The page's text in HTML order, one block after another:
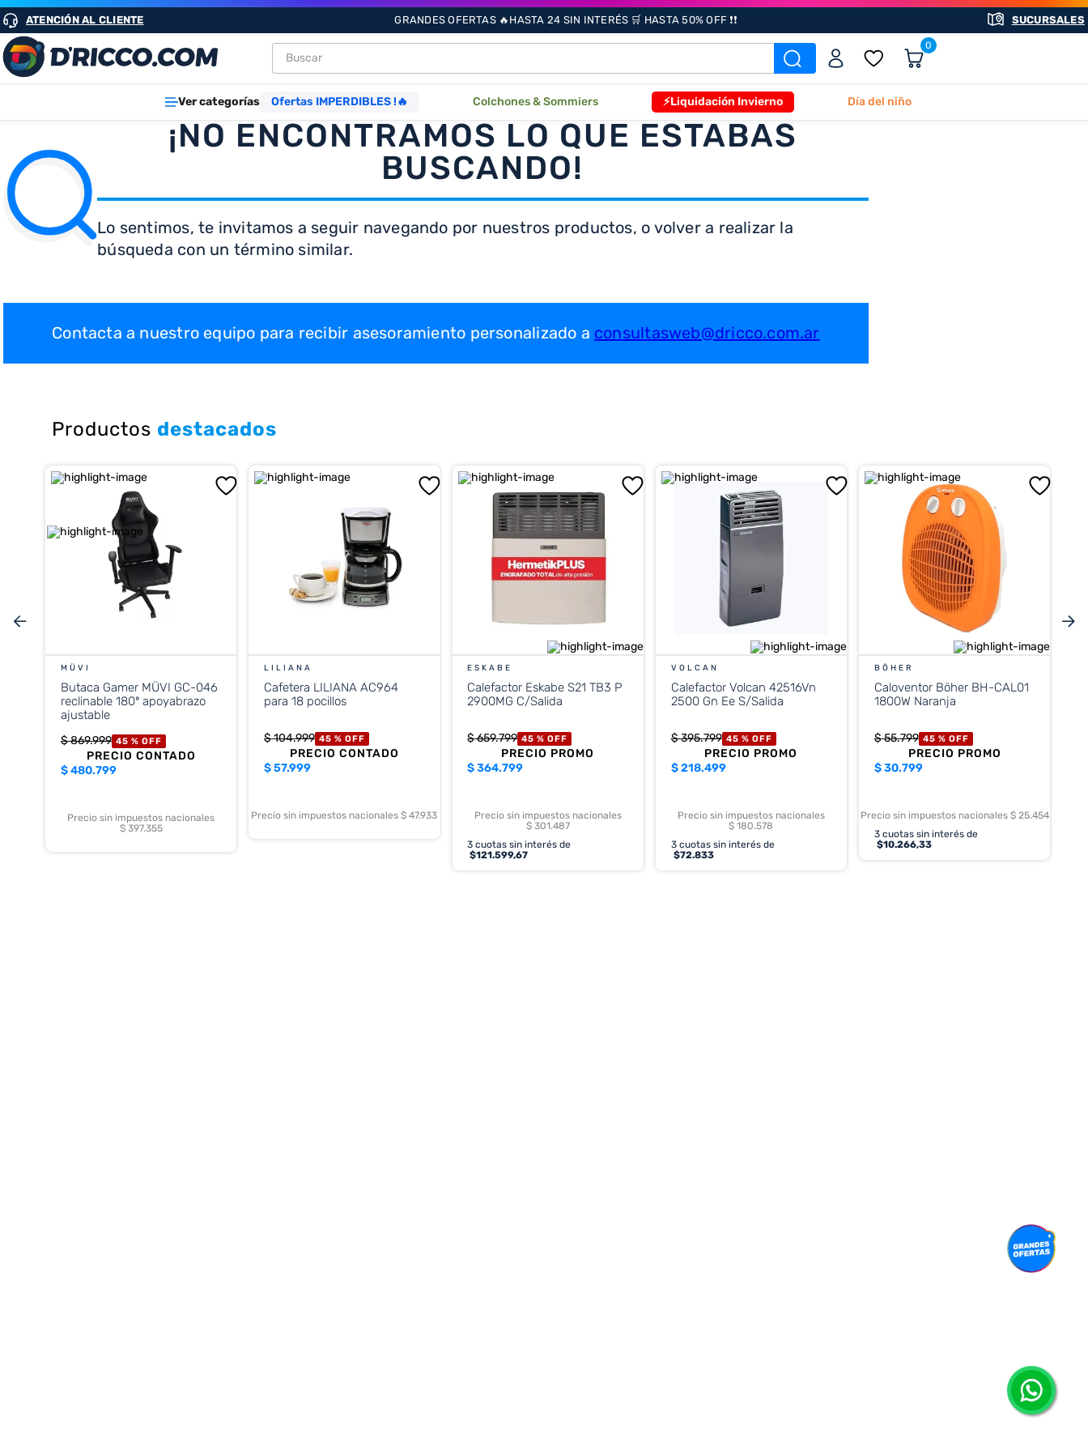
ATENCIÓN AL CLIENTE GRANDES OFERTAS 🔥HASTA 24 SIN INTERÉS 🛒 HASTA 50% OFF ❗❗ SUCURSALES
Buscar 0
Ver categorías Ofertas IMPERDIBLES !🔥 Colchones & Sommiers ⚡Liquidación Invierno Día del niño
¡NO ENCONTRAMOS LO QUE ESTABAS
BUSCANDO!
Lo sentimos, te invitamos a seguir navegando por nuestros productos, o volver a realizar la
búsqueda con un término similar.
Contacta a nuestro equipo para recibir asesoramiento personalizado a consultasweb@dricco.com.ar
Productos destacados
MÜVI
Butaca Gamer MÜVI GC-046
reclinable 180º apoyabrazo
ajustable
$869.999 45 % OFF
PRECIO CONTADO
$480.799
Precio sin impuestos nacionales
$ 397.355
LILIANA
Cafetera LILIANA AC964
para 18 pocillos
$104.999 45 % OFF
PRECIO CONTADO
$57.999
Precio sin impuestos nacionales $ 47.933
ESKABE
Calefactor Eskabe S21 TB3 P
2900MG C/Salida
$659.799 45 % OFF
PRECIO PROMO
$364.799
Precio sin impuestos nacionales
$ 301.487
3 cuotas sin interés de
$121.599,67
VOLCAN
Calefactor Volcan 42516Vn
2500 Gn Ee S/Salida
$395.799 45 % OFF
PRECIO PROMO
$218.499
Precio sin impuestos nacionales
$ 180.578
3cuotas sin interés de
$72.833
BÖHER
Caloventor Böher BH-CAL01
1800W Naranja
$55.799 45 % OFF
PRECIO PROMO
$30.799
Precio sin impuestos nacionales $ 25.454
3cuotas sin interés de
$10.266,33
TÉRMINOS MÁS BUSCADOS
1. heladeras
2. aires
4. cocinas
5 microondas
6